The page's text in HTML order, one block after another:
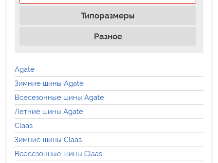
Типоразмеры
Разное
Agate
Зимние шины Agate
Всесезонные шины Agate
Летние шины Agate
Claas
Зимние шины Claas
Всесезонные шины Claas